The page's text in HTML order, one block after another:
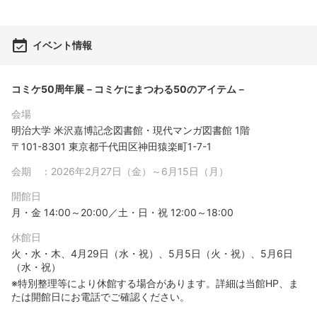
イベント情報
コミケ50周年展－コミケにまつわる50のアイテム－
会場
明治大学 米沢嘉博記念図書館・現代マンガ図書館 1階
〒101-8301 東京都千代田区神田猿楽町1-7-1
会期 ：2026年2月27日（金）～6月15日（月）
開館日
月・金 14:00～20:00／土・日・祝 12:00～18:00
休館日
火・水・木、4月29日（水・祝）、5月5日（火・祝）、5月6日
（水・祝）
※特別整理等により休館する場合があります。詳細は当館HP、ま
たは開館日にお電話でご確認ください。